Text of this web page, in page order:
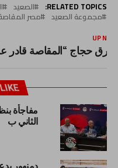
RELATED TOPICS: الصعيد
مجموعة الصعيد مصر
UP
حجاج “المقاصة قادر
مفاجأة
الثاني ب
دمنهور